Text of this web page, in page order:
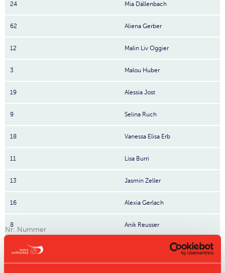
24 Mia Dällenbach
62 Aliena Gerber
12 Malin Liv Oggier
3 Malou Huber
19 Alessia Jost
9 Selina Ruch
18 Vanessa Elisa Erb
11 Lisa Burri
13 Jasmin Zeller
16 Alexia Gerlach
8 Anik Reusser
Nr: Nummer
Tabelle Juniorinnen U17 B Gruppe 1 2025/26 per
06.08.2026